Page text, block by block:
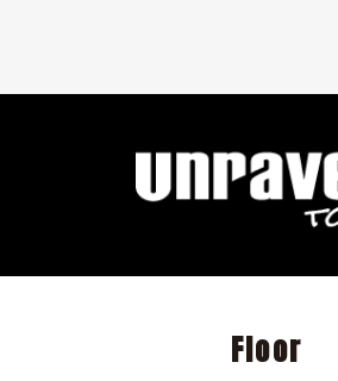
Floor